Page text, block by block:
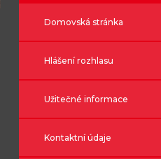
Domovská stránka
Hlášení rozhlasu
Užitečné informace
Kontaktní údaje